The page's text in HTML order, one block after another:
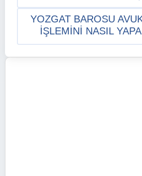
YOZGAT BAROSU
IŞLEMINI NASIL